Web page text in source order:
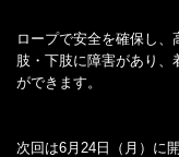
ロープで安全を確保し
肢・下肢に障害があり、
ができます。
次回は6月24日（月）に